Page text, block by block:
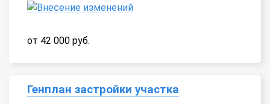
от 42 000 руб.
Генплан застройки участка